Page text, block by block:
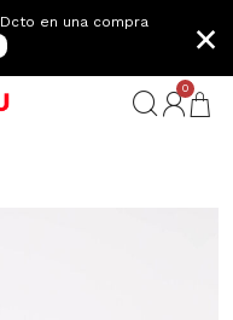
Dcto en una compra
×
0